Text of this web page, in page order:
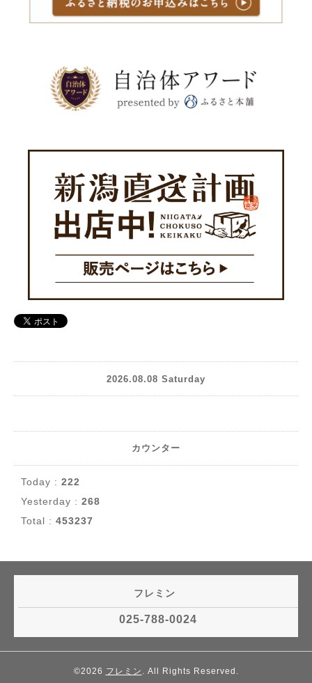
2026.08.08 Saturday
カウンター
Today : 222
Yesterday : 268
Total : 453237
フレミン
025-788-0024
©2026 フレミン . All Rights Reserved.